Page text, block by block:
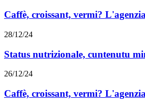
Caffè, croissant, vermi?
28/12/24
Status nutrizionale, cuntenutu
26/12/24
Caffè, croissant, vermi?